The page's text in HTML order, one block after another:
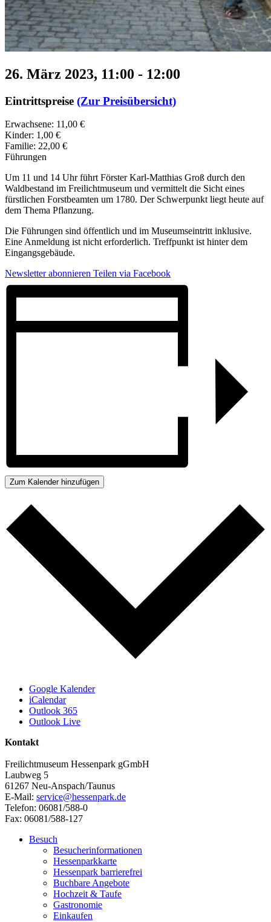
26. März 2023, 11:00 - 12:00
Eintrittspreise (Zur Preisübersicht)
Erwachsene: 11,00 €
Kinder: 1,00 €
Familie: 22,00 €
Führungen
Um 11 und 14 Uhr führt Förster Karl-Matthias Groß durch den
Waldbestand im Freilichtmuseum und vermittelt die Sicht eines
fürstlichen Forstbeamten um 1780. Der Schwerpunkt liegt heute auf
dem Thema Pflanzung.
Die Führungen sind öffentlich und im Museumseintritt inklusive.
Eine Anmeldung ist nicht erforderlich. Treffpunkt ist hinter dem
Eingangsgebäude.
Newsletter abonnieren Teilen via Facebook
Zum Kalender hinzufügen
Google Kalender
iCalendar
Outlook 365
Outlook Live
Kontakt
Freilichtmuseum Hessenpark gGmbH
Laubweg 5
61267 Neu-Anspach/Taunus
E-Mail: service@hessenpark.de
Telefon: 06081/588-0
Fax: 06081/588-127
Besuch
Besucherinformationen
Hessenparkkarte
Hessenpark barrierefrei
Buchbare Angebote
Hochzeit & Taufe
Gastronomie
Einkaufen